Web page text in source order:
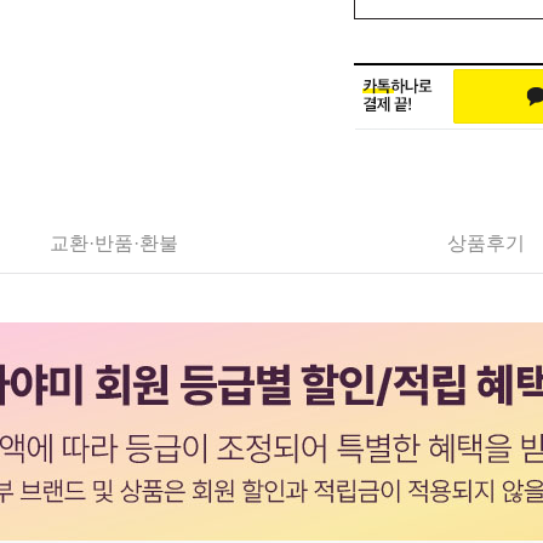
교환·반품·환불 상품후기